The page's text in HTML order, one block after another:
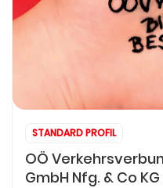
STANDARD PROFIL
OÖ
GmbH Nfg. & Co KG